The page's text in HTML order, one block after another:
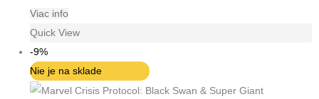
bola:
€56.40.€51.30.
Viac info
Quick View
-9%
Nie je na sklade